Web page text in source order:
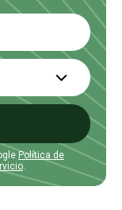
Política de
.